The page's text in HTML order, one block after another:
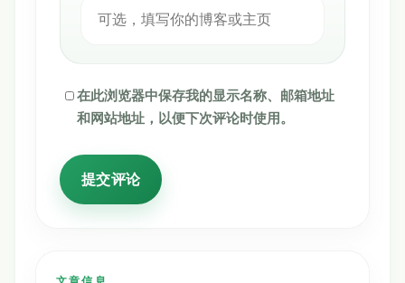
在此浏览器中保存我的显示名称、邮箱地址
和网站地址，以便下次评论时使用。